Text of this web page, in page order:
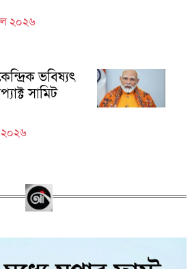
২০২৬
ভবিষ্যৎ
সামিট
২০২৬